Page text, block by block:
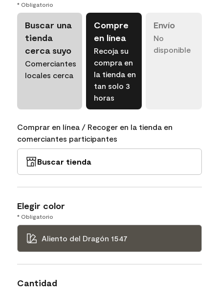
* Obligatorio
Buscar una
tienda
cerca suyo
Comerciantes
locales cerca
Compre
en línea
Recoja su
compra en
la tienda en
tan solo 3
horas
Envío
No
disponible
Comprar en línea / Recoger en la tienda en
comerciantes participantes
Buscar tienda
Elegir color
* Obligatorio
Aliento del Dragón 1547
Cantidad